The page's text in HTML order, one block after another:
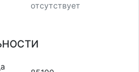
отсутствует